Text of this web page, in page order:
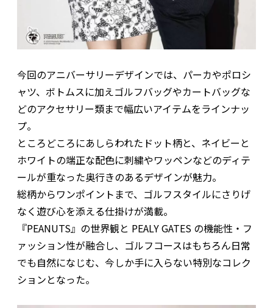
今回のアニバーサリーデザインでは、パーカやポロシ
ャツ、ボトムスに加えゴルフバッグやカートバッグな
どのアクセサリー類まで幅広いアイテムをラインナッ
プ。
ところどころにあしらわれたドット柄と、ネイビーと
ホワイトの端正な配色に刺繍やワッペンなどのディテ
ールが重なった奥行きのあるデザインが魅力。
総柄からワンポイントまで、ゴルフスタイルにさりげ
なく遊び心を添える仕掛けが満載。
『PEANUTS』の世界観と PEALY GATES の機能性・フ
ァッション性が融合し、ゴルフコースはもちろん日常
でも自然になじむ、今しか手に入らない特別なコレク
ションとなった。